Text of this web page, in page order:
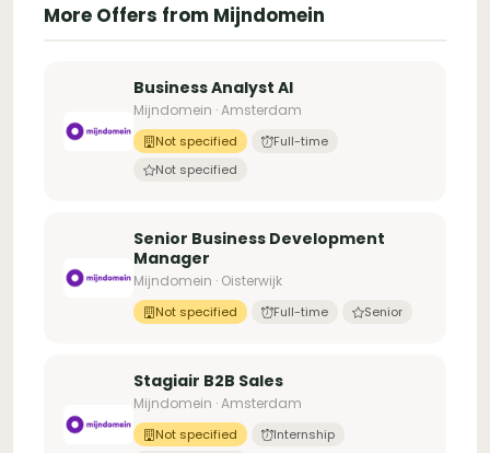
More Offers from Mijndomein
Business Analyst AI
Mijndomein · Amsterdam
Not specified
Full-time
Not specified
Senior Business Development
Manager
Mijndomein · Oisterwijk
Not specified Full-time Senior
Stagiair B2B Sales
Mijndomein · Amsterdam
Not specified
Internship